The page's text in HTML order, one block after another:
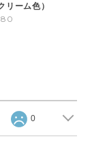
リーム色）
0